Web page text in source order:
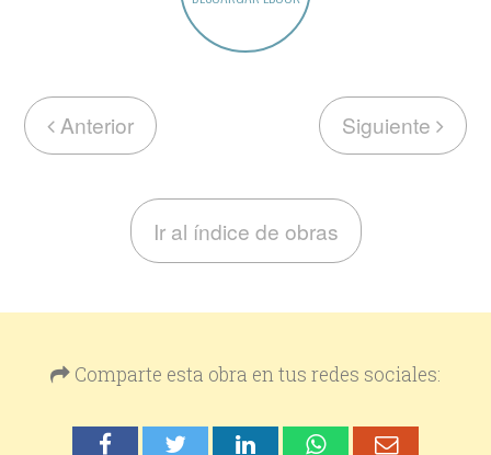
Anterior Siguiente
Ir al índice de obras
Comparte esta obra en tus redes sociales: